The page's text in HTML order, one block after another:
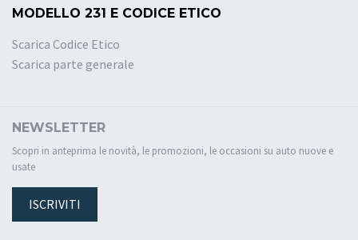
MODELLO 231 E CODICE ETICO
Scarica Codice Etico
Scarica parte generale
NEWSLETTER
Scopri in anteprima le novità, le promozioni, le occasioni su auto nuove e
usate
ISCRIVITI